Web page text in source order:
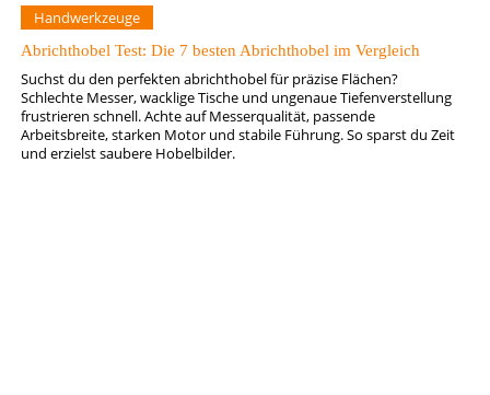
Handwerkzeuge
Abrichthobel Test: Die 7 besten Abrichthobel im Vergleich
Suchst du den perfekten abrichthobel für präzise Flächen?
Schlechte Messer, wacklige Tische und ungenaue Tiefenverstellung
frustrieren schnell. Achte auf Messerqualität, passende
Arbeitsbreite, starken Motor und stabile Führung. So sparst du Zeit
und erzielst saubere Hobelbilder.